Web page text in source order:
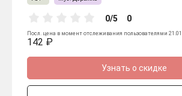
0/5 0
Посл. цена в момент отслеживания пользователями
142 ₽
Узнать о скидке